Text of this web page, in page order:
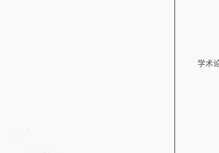
学术